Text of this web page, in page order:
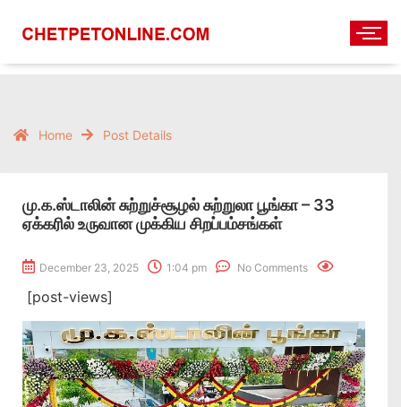
Home Post Details
மு.க.ஸ்டாலின் சுற்றுச்சூழல் சுற்றுலா பூங்கா – 33
ஏக்கரில் உருவான முக்கிய சிறப்பம்சங்கள்
December 23, 2025 1:04 pm No Comments
[post-views]